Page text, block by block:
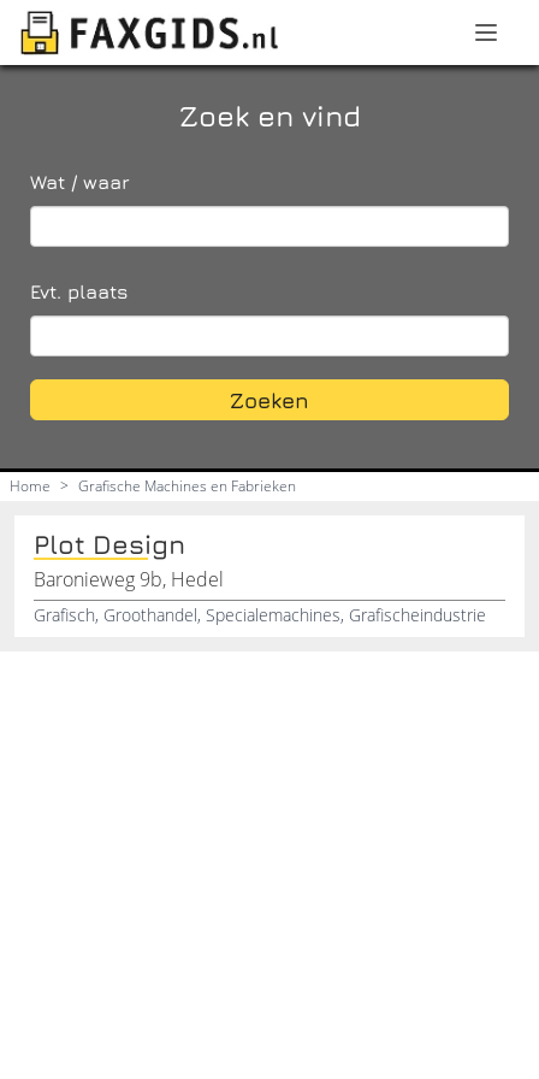
Zoek en vind
Wat / waar
Evt. plaats
Zoeken
Home > Grafische Machines en Fabrieken
Plot Design
Baronieweg 9b, Hedel
Grafisch, Groothandel, Specialemachines, Grafischeindustrie